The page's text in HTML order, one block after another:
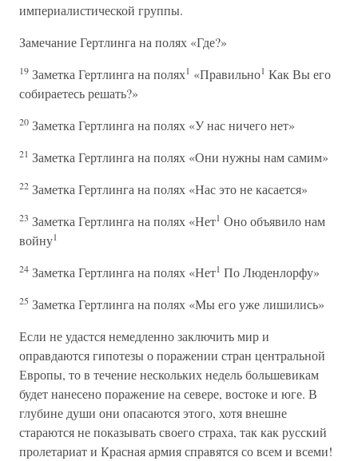
империалистической группы.
Замечание Гертлинга на полях «Где?»
19 Заметка Гертлинга на полях1 «Правильно1 Как Вы его
собираетесь решать?»
20 Заметка Гертлинга на полях «У нас ничего нет»
21 Заметка Гертлинга на полях «Они нужны нам самим»
22 Заметка Гертлинга на полях «Нас это не касается»
23 Заметка Гертлинга на полях «Нет1 Оно объявило нам
войну1
24 Заметка Гертлинга на полях «Нет1 По Люденлорфу»
25 Заметка Гертлинга на полях «Мы его уже лишились»
Если не удастся немедленно заключить мир и
оправдаются гипотезы о поражении стран центральной
Европы, то в течение нескольких недель большевикам
будет нанесено поражение на севере, востоке и юге. В
глубине души они опасаются этого, хотя внешне
стараются не показывать своего страха, так как русский
пролетариат и Красная армия справятся со всем и всеми!